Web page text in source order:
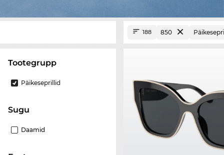
Tootegrupp
Päikeseprillid
Sugu
Daamid
188 850